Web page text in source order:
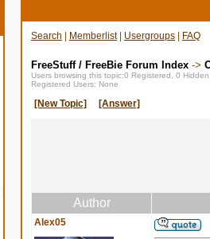
Search Memberlist| Usergroups FAQ
FreeStuff / FreeBie Forum Index ->
Users browsing this topic:0 Registered, 0
Registered Users: None
[New Topic] [Answer]
Author
Alex05